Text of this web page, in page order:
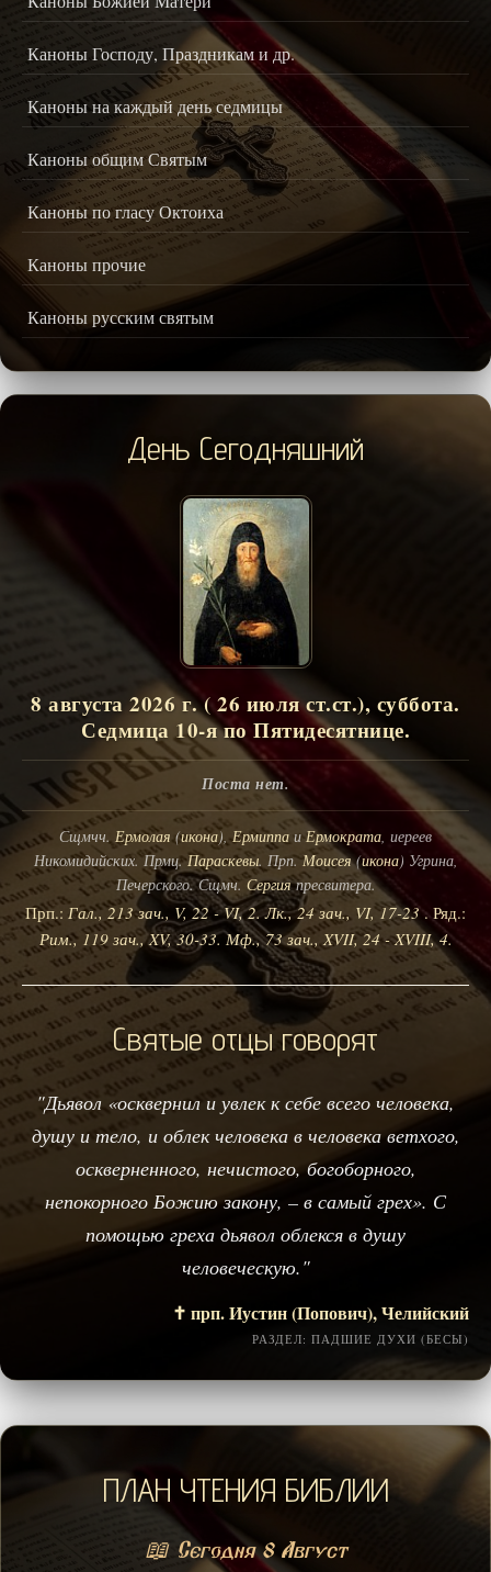
Каноны Господу, Праздникам и др.
Каноны на каждый день седмицы
Каноны общим Святым
Каноны по гласу Октоиха
Каноны прочие
Каноны русским святым
День Сегодняшний
8 августа 2026 г. ( 26 июля ст.ст.), суббота.
Седмица 10-я по Пятидесятнице.
Поста нет.
Сщмчч. Ермолая(икона),Ермиппа иЕрмократа, иереев
Никомидийских. Прмц.Параскевы. Прп.Моисея(икона) Угрина,
Печерского. Сщмч.Сергияпресвитера.
Прп.: Гал., 213 зач., V, 22 - VI, 2. Лк., 24 зач., VI, 17-23 . Ряд.:
Рим., 119 зач., XV, 30-33. Мф., 73 зач., XVII, 24 - XVIII, 4.
Святые отцы говорят
"Дьявол «осквернил и увлек к себе всего человека,
душу и тело, и облек человека в человека ветхого,
оскверненного, нечистого, богоборного,
непокорного Божию закону, – в самый грех». С
помощью греха дьявол облекся в душу
человеческую."
✝️ прп. Иустин (Попович), Челийский
РАЗДЕЛ: ПАДШИЕ ДУХИ (БЕСЫ)
ПЛАН ЧТЕНИЯ БИБЛИИ
📖 Сегодня 8 Август